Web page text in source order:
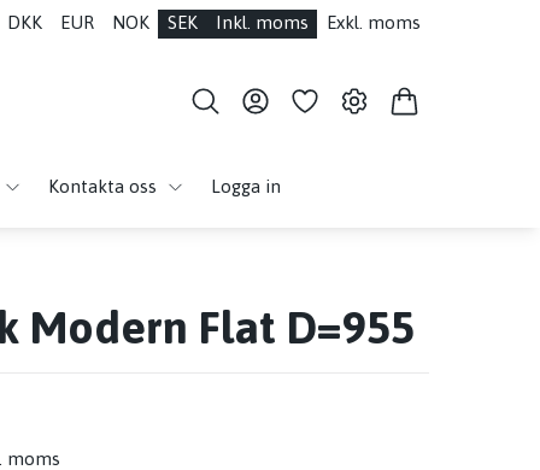
DKK EUR NOK SEK Inkl. moms Exkl. moms
Kontakta oss Logga in
Modern Flat D=955
moms